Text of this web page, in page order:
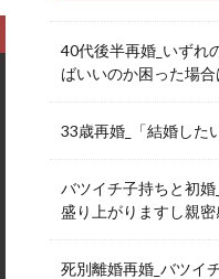
40代後半再婚_いずれ
ばいいのか困った場合
33歳再婚_「結婚した
バツイチ子持ちと初
盛り上がりますし親密
死別離婚再婚_バツイ